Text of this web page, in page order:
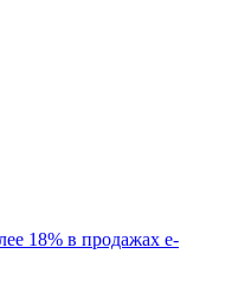
18% в продажах е-